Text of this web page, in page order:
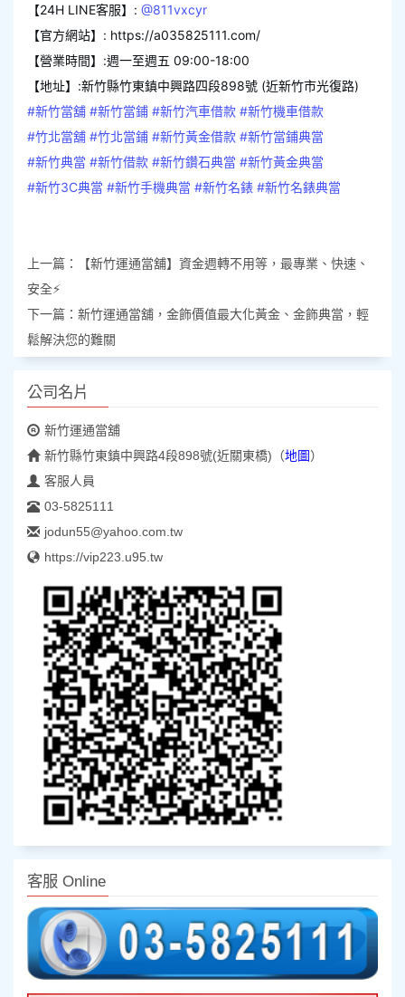
【24H LINE客服】: @811vxcyr
【官方網站】: https://a035825111.com/
【營業時間】:週一至週五 09:00-18:00
【地址】:新竹縣竹東鎮中興路四段898號 (近新竹市光復路)
#新竹當舖 #新竹當鋪 #新竹汽車借款 #新竹機車借款
#竹北當舖 #竹北當鋪 #新竹黃金借款 #新竹當鋪典當
#新竹典當 #新竹借款 #新竹鑽石典當 #新竹黃金典當
#新竹3C典當 #新竹手機典當 #新竹名錶 #新竹名錶典當
上一篇：
【新竹運通當舖】資金週轉不用等，最專業、快速、
安全⚡
下一篇： 新竹運通當舖，金飾價值最大化黃金、金飾典當，輕
鬆解決您的難關
公司名片
新竹運通當舖
新竹縣竹東鎮中興路4段898號(近關東橋) （地圖）
客服人員
03-5825111
jodun55@yahoo.com.tw
https://vip223.u95.tw
客服 Online